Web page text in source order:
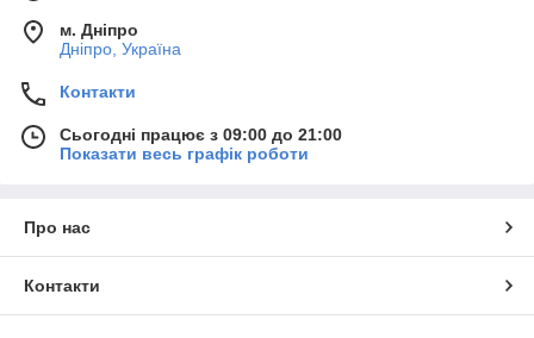
м. Дніпро
Дніпро, Україна
Контакти
Сьогодні працює з 09:00 до 21:00
Показати весь графік роботи
Про нас
Контакти